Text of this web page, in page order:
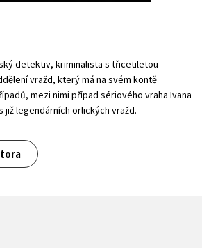
detektiv, kriminalista s třicetiletou
vražd, který má na svém kontě
mezi nimi případ sériového vraha Ivana
již legendárních orlických vražd.